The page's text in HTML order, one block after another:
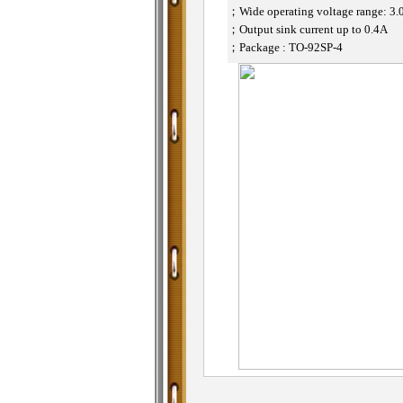
； Wide operating voltage range:
； Output sink current up to 0.4A
； Package : TO-92SP-4